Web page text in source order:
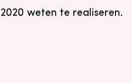
2020 weten te realiseren.